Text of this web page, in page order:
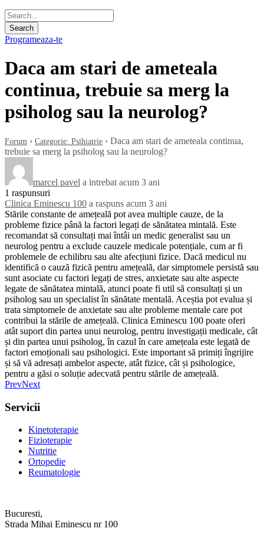
Programeaza-te
Daca am stari de ameteala
continua, trebuie sa merg la
psiholog sau la neurolog?
Forum › Categorie: Psihiatrie › Daca am stari de ameteala continua,
trebuie sa merg la psiholog sau la neurolog?
marcel pavel a intrebat acum 3 ani
1 raspunsuri
Clinica Eminescu 100 a raspuns acum 3 ani
Stările constante de amețeală pot avea multiple cauze, de la
probleme fizice până la factori legați de sănătatea mintală. Este
recomandat să consultați mai întâi un medic generalist sau un
neurolog pentru a exclude cauzele medicale potențiale, cum ar fi
problemele de echilibru sau alte afecțiuni fizice. Dacă medicul nu
identifică o cauză fizică pentru amețeală, dar simptomele persistă sau
sunt asociate cu factori legați de stres, anxietate sau alte aspecte
legate de sănătatea mintală, atunci poate fi util să consultați și un
psiholog sau un specialist în sănătate mentală. Aceștia pot evalua și
trata simptomele de anxietate sau alte probleme mentale care pot
contribui la stările de amețeală. Clinica Eminescu 100 poate oferi
atât suport din partea unui neurolog, pentru investigații medicale, cât
și din partea unui psiholog, în cazul în care amețeala este legată de
factori emoționali sau psihologici. Este important să primiți îngrijire
și să vă adresați ambelor aspecte, atât fizice, cât și psihologice,
pentru a găsi o soluție adecvată pentru stările de amețeală.
PrevNext
Servicii
Kinetoterapie
Fizioterapie
Nutritie
Ortopedie
Reumatologie
Bucuresti,
Strada Mihai Eminescu nr 100